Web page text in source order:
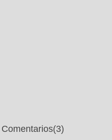
Comentarios(3)